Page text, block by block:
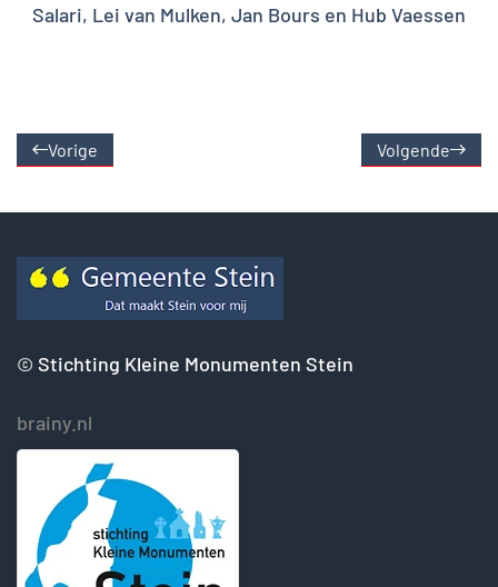
Salari, Lei van Mulken, Jan Bours en Hub Vaessen
Vorige Volgende
© Stichting Kleine Monumenten Stein
brainy.nl